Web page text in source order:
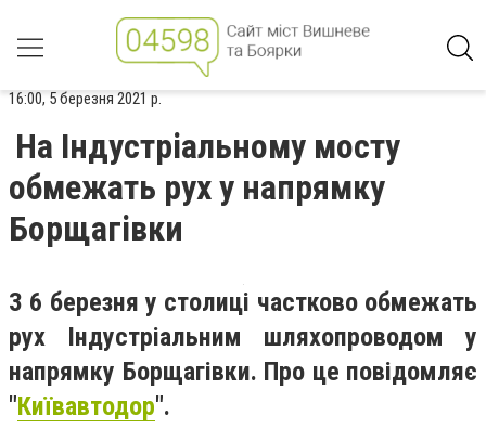
16:00, 5 березня 2021 р.
На Індустріальному мосту
обмежать рух у напрямку
Борщагівки
З 6 березня у столиці частково обмежать
рух Індустріальним шляхопроводом у
напрямку Борщагівки. Про це повідомляє
"Київавтодор".